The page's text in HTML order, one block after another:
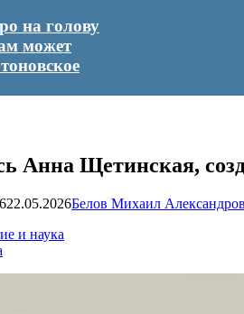
на голову
может
Анна Щетинская,
22.05.2026Белов Михаил
и наука